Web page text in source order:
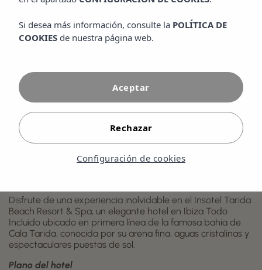
Wifi gratuito
online
Exclusivo resort 5 estrellas en Cala Tarida,
Diseñado para familias, parejas
Disfrute de una experiencia inolvidable en el Insotel Tarida
Beach Resort & Spa, un elegante hotel en Ibiza Todo
Incluido ubicado en primera línea de la famosa bahía de
Cala Tarida, conocida por su arena fina, aguas cristalinas y
espectaculares puestas de sol.
Plano del hotel
Si desea más información, consulte la POLÍTICA DE
COOKIES de nuestra página web.
Configuración de cookies
Rechazar
Aceptar